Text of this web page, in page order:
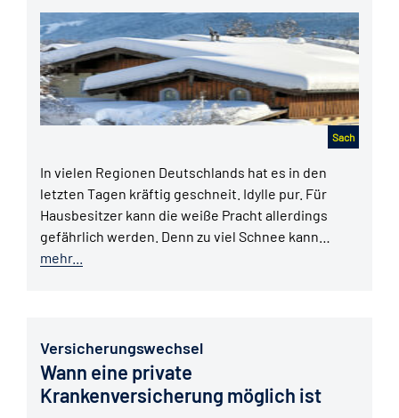
Sach
In vielen Regionen Deutschlands hat es in den
letzten Tagen kräftig geschneit. Idylle pur. Für
Hausbesitzer kann die weiße Pracht allerdings
gefährlich werden. Denn zu viel Schnee kann…
mehr...
Versicherungswechsel
Wann eine private
Krankenversicherung möglich ist